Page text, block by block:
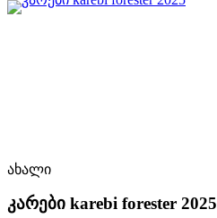
ახალი
კარები karebi forester 2025